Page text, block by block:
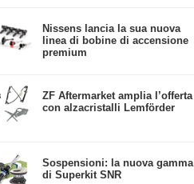
Nissens lancia la sua nuova
linea di bobine di accensione
premium
ZF Aftermarket amplia l’offerta
con alzacristalli Lemförder
​Sospensioni: la nuova gamma
di Superkit SNR